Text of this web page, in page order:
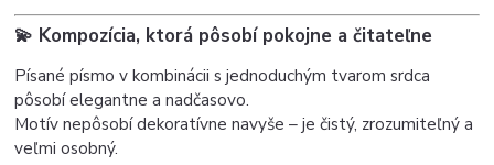
💫 Kompozícia, ktorá pôsobí pokojne a čitateľne
Písané písmo v kombinácii s jednoduchým tvarom srdca
pôsobí elegantne a nadčasovo.
Motív nepôsobí dekoratívne navyše – je čistý, zrozumiteľný a
veľmi osobný.